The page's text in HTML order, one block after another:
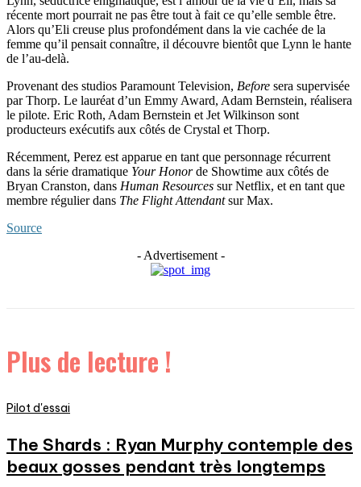
récente mort pourrait ne pas être tout à fait ce qu’elle semble être.
Alors qu’Eli creuse plus profondément dans la vie cachée de la
femme qu’il pensait connaître, il découvre bientôt que Lynn le hante
de l’au-delà.
Provenant des studios Paramount Television, Before sera supervisée
par Thorp. Le lauréat d’un Emmy Award, Adam Bernstein, réalisera
le pilote. Eric Roth, Adam Bernstein et Jet Wilkinson sont
producteurs exécutifs aux côtés de Crystal et Thorp.
Récemment, Perez est apparue en tant que personnage récurrent
dans la série dramatique Your Honorde Showtime aux côtés de
Bryan Cranston, dans Human Resources sur Netflix, et en tant que
membre régulier dans The Flight Attendantsur Max.
Source
- Advertisement -
Plus de lecture !
Pilot d'essai
The Shards : Ryan Murphy contemple des
beaux gosses pendant très longtemps